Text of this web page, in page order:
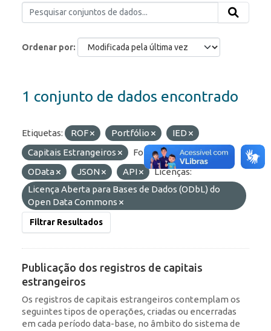
Ordenar por
1 conjunto de dados encontrado
Etiquetas: ROF Portfólio
IED
Capitais Estrangeiros
Formatos:
HTML
OData
JSON API
Licenças:
Licença Aberta para Bases de Dados (ODbL) do
Open Data Commons
Filtrar Resultados
Publicação dos registros de capitais
estrangeiros
Os registros de capitais estrangeiros contemplam os
seguintes tipos de operações, criadas ou encerradas
em cada período data-base, no âmbito do sistema de